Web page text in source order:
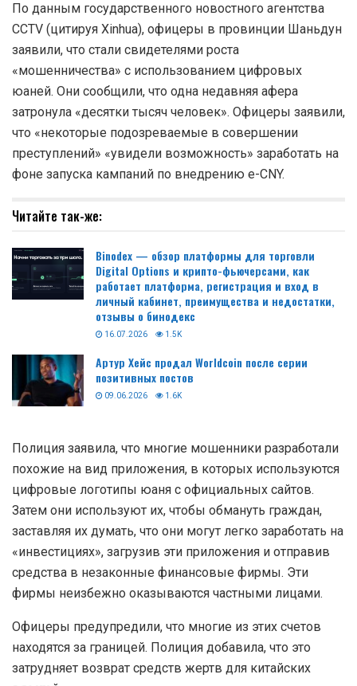
По данным государственного новостного агентства
CCTV (цитируя Xinhua), офицеры в провинции Шаньдун
заявили, что стали свидетелями роста
«мошенничества» с использованием цифровых
юаней. Они сообщили, что одна недавняя афера
затронула «десятки тысяч человек». Офицеры заявили,
что «некоторые подозреваемые в совершении
преступлений» «увидели возможность» заработать на
фоне запуска кампаний по внедрению e-CNY.
Читайте так-же:
Binodex — обзор платформы для торговли
Digital Options и крипто-фьючерсами, как
работает платформа, регистрация и вход в
личный кабинет, преимущества и недостатки,
отзывы о бинодекс
16.07.2026 1.5K
Артур Хейс продал Worldcoin после серии
позитивных постов
09.06.2026 1.6K
Полиция заявила, что многие мошенники разработали
похожие на вид приложения, в которых используются
цифровые логотипы юаня с официальных сайтов.
Затем они используют их, чтобы обмануть граждан,
заставляя их думать, что они могут легко заработать на
«инвестициях», загрузив эти приложения и отправив
средства в незаконные финансовые фирмы. Эти
фирмы неизбежно оказываются частными лицами.
Офицеры предупредили, что многие из этих счетов
находятся за границей. Полиция добавила, что это
затрудняет возврат средств жертв для китайских